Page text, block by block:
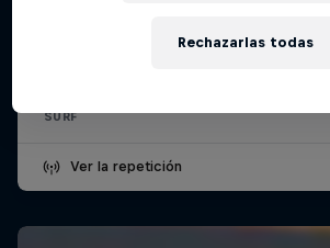
13 Diciembre 2025
SURF
Ver la repetición
Rechazarlas todas